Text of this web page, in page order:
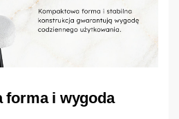
forma i wygoda